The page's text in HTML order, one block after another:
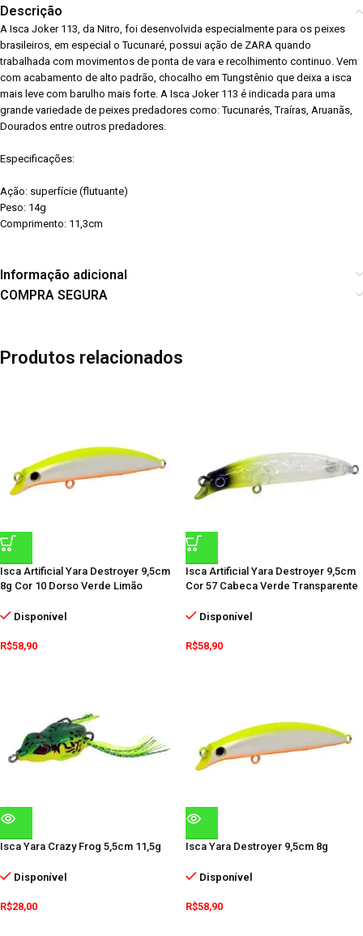
Descrição
A Isca Joker 113, da Nitro, foi desenvolvida especialmente para os peixes
brasileiros, em especial o Tucunaré, possui ação de ZARA quando
trabalhada com movimentos de ponta de vara e recolhimento continuo. Vem
com acabamento de alto padrão, chocalho em Tungstênio que deixa a isca
mais leve com barulho mais forte. A Isca Joker 113 é indicada para uma
grande variedade de peixes predadores como: Tucunarés, Traíras, Aruanãs,
Dourados entre outros predadores.
Especificações:
Ação: superfície (flutuante)
Peso: 14g
Comprimento: 11,3cm
Informação adicional
COMPRA SEGURA
Produtos relacionados
Isca Artificial Yara Destroyer 9,5cm
8g Cor 10 Dorso Verde Limão
Disponível
R$58,90
Isca Artificial Yara Destroyer 9,5cm
Cor 57 Cabeca Verde Transparente
Disponível
R$58,90
Isca Yara Crazy Frog 5,5cm 11,5g
Disponível
R$28,00
Isca Yara Destroyer 9,5cm 8g
Disponível
R$58,90